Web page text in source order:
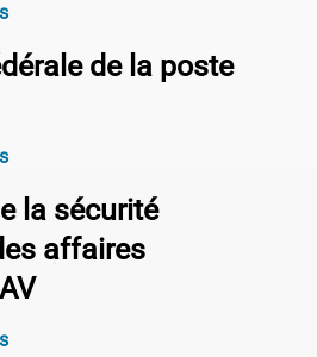
de la poste
la sécurité
affaires